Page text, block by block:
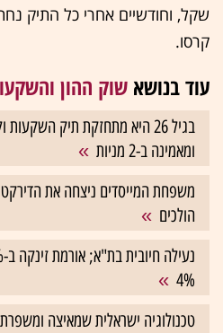
שקל, וחודשיים אחרי כל התיק
קרסו.
עוד בנושא שוק ההון
בגיל 26 היא מתחזקת תיק
ומאמינה ב-2 מניות
משפחת המייסדים ניצחה את
הולכים
4%
טכנולוגיה ישראלית שמאיצה